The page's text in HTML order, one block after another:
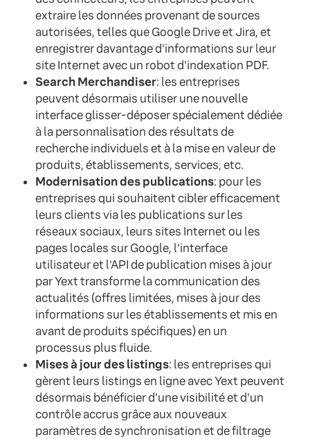
extraire les données provenant de sources
autorisées, telles que Google Drive et Jira, et
enregistrer davantage d'informations sur leur
site Internet avec un robot d'indexation PDF.
Search Merchandiser: les entreprises
peuvent désormais utiliser une nouvelle
interface glisser-déposer spécialement dédiée
à la personnalisation des résultats de
recherche individuels et à la mise en valeur de
produits, établissements, services, etc.
Modernisation des publications: pour les
entreprises qui souhaitent cibler efficacement
leurs clients via les publications sur les
réseaux sociaux, leurs sites Internet ou les
pages locales sur Google, l'interface
utilisateur et l'API de publication mises à jour
par Yext transforme la communication des
actualités (offres limitées, mises à jour des
informations sur les établissements et mis en
avant de produits spécifiques) en un
processus plus fluide.
Mises à jour des listings: les entreprises qui
gèrent leurs listings en ligne avec Yext peuvent
désormais bénéficier d'une visibilité et d'un
contrôle accrus grâce aux nouveaux
paramètres de synchronisation et de filtrage